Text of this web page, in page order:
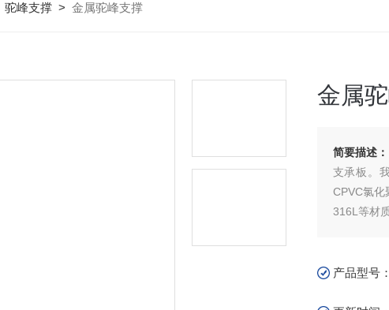
驼峰支撑> 金属驼峰支撑
金属
简要描述：
支承板。
CPVC氯化
316L等材
产品型号：